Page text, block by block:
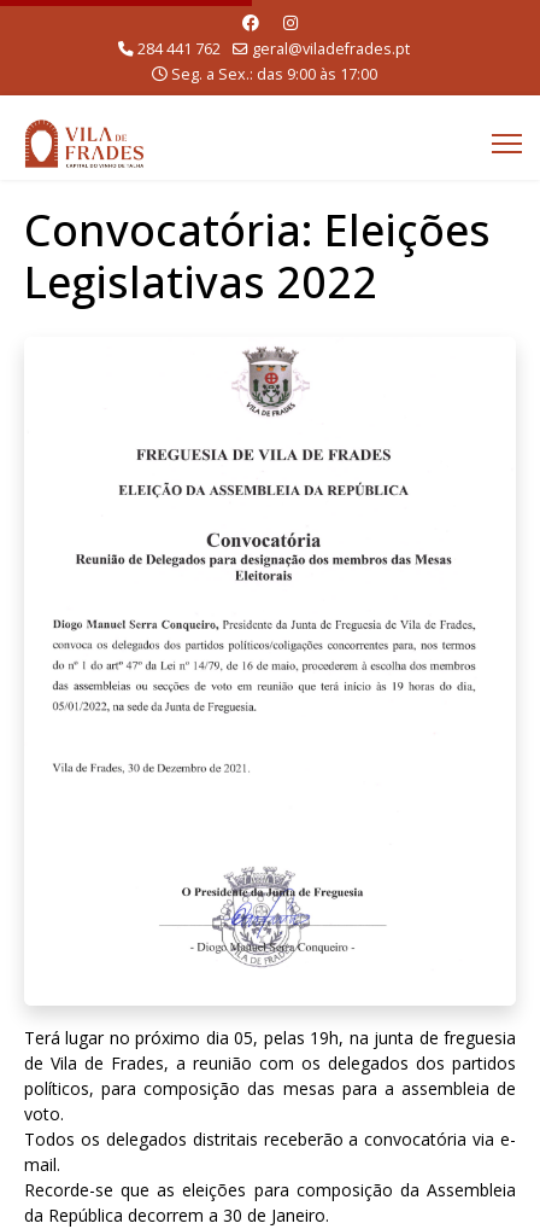
284 441 762
geral@viladefrades.pt
Seg. a Sex.: das 9:00 às 17:00
Convocatória: Eleições
Legislativas 2022
Terá lugar no próximo dia 05, pelas 19h, na junta de freguesia
de Vila de Frades, a reunião com os delegados dos partidos
políticos, para composição das mesas para a assembleia de
voto.
Todos os delegados distritais receberão a convocatória via e-
mail.
Recorde-se que as eleições para composição da Assembleia
da República decorrem a 30 de Janeiro.